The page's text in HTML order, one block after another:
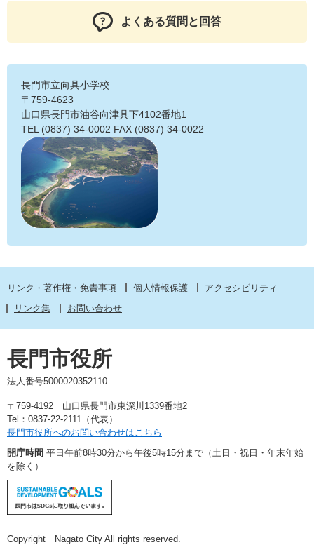
よくある質問と回答
長門市立向具小学校
〒759-4623
山口県長門市油谷向津具下4102番地1
TEL (0837) 34-0002 FAX (0837) 34-0022
リンク・著作権・免責事項 個人情報保護
アクセシビリティ
リンク集
お問い合わせ
長門市役所
法人番号5000020352110
〒759-4192 山口県長門市東深川1339番地2
Tel：0837-22-2111（代表）
長門市役所へのお問い合わせはこちら
開庁時間 平日午前8時30分から午後5時15分まで（土日・祝日・年末年始
を除く）
Copyright Nagato City All rights reserved.